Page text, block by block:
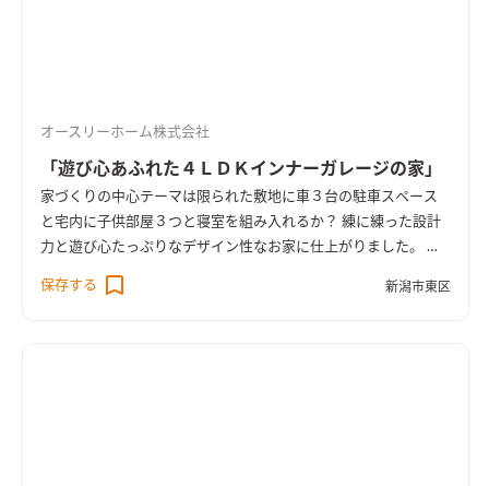
オースリーホーム株式会社
「遊び心あふれた４ＬＤＫインナーガレージの家」
家づくりの中心テーマは限られた敷地に車３台の駐車スペース
と宅内に子供部屋３つと寝室を組み入れるか？ 練に練った設計
力と遊び心たっぷりなデザイン性なお家に仕上がりました。 十
分な採光を確保するためにＬＤＫは2階に設置。天井高を上げ勾
配天井とし圧倒的な解放感を確保し、居心地の良い木の香りた
保存する 新潟市東区